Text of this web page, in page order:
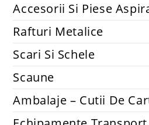
Accesorii Si Piese
Rafturi Metalice
Scari Si Schele
Scaune
Ambalaje – Cutii De